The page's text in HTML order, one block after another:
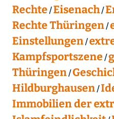
Rechte Eisenach
Rechte Thüringen
Einstellungen
Kampfsportszene
Thüringen
Hildburghausen
Immobilien der